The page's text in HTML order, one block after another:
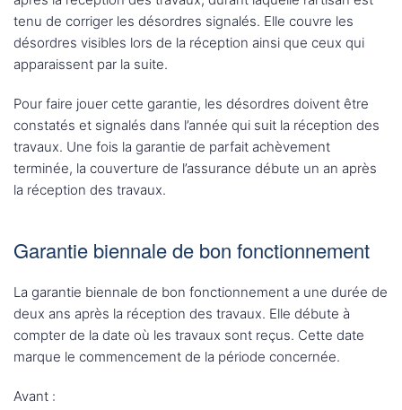
tenu de corriger les désordres signalés. Elle couvre les
désordres visibles lors de la réception ainsi que ceux qui
apparaissent par la suite.
Pour faire jouer cette garantie, les désordres doivent être
constatés et signalés dans l’année qui suit la réception des
travaux. Une fois la garantie de parfait achèvement
terminée, la couverture de l’assurance débute un an après
la réception des travaux.
Garantie biennale de bon fonctionnement
La garantie biennale de bon fonctionnement a une durée de
deux ans après la réception des travaux. Elle débute à
compter de la date où les travaux sont reçus. Cette date
marque le commencement de la période concernée.
Avant :